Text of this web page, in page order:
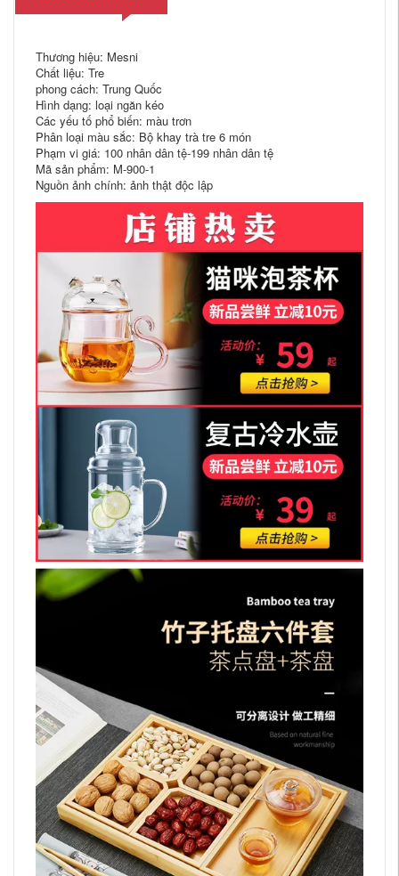
Thương hiệu: Mesni
Chất liệu: Tre
phong cách: Trung Quốc
Hình dạng: loại ngăn kéo
Các yếu tố phổ biến: màu trơn
Phân loại màu sắc: Bộ khay trà tre 6 món
Phạm vi giá: 100 nhân dân tệ-199 nhân dân tệ
Mã sản phẩm: M-900-1
Nguồn ảnh chính: ảnh thật độc lập